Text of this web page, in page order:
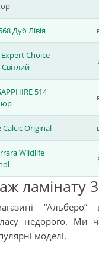
Дуб Лівія
Choice
514
Calcic Original
Wildlife
ламінату
“Альберо”
недорого. Ми
моделі.